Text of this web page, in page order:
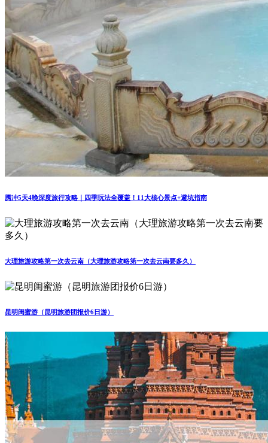
腾冲5天4晚深度旅行攻略｜四季玩法全覆盖！11大核心景点+避坑指南
大理旅游攻略第一次去云南（大理旅游攻略第一次去云南要多久）
昆明闺蜜游（昆明旅游团报价6日游）